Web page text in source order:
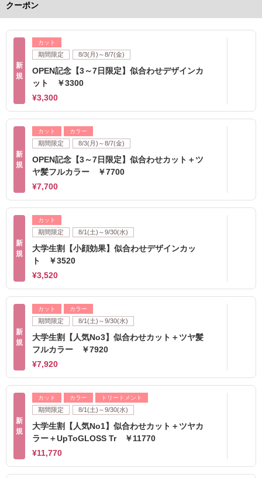
クーポン
新
規
カット
期間限定 8/3(月)～8/7(金)
OPEN記念【3～7日限定】似合わせデザインカ
ット ￥3300
¥3,300
新
規
カット カラー
期間限定 8/3(月)～8/7(金)
OPEN記念【3～7日限定】似合わせカット＋ツ
ヤ髪フルカラー ￥7700
¥7,700
新
規
カット
期間限定 8/1(土)～9/30(水)
大学生割【小顔効果】似合わせデザインカッ
ト ￥3520
¥3,520
新
規
カット カラー
期間限定 8/1(土)～9/30(水)
大学生割【人気No3】似合わせカット＋ツヤ髪
フルカラー ￥7920
¥7,920
新
規
カット カラー トリートメント
期間限定 8/1(土)～9/30(水)
大学生割【人気No1】似合わせカット＋ツヤカ
ラー＋UpToGLOSS Tr ￥11770
¥11,770